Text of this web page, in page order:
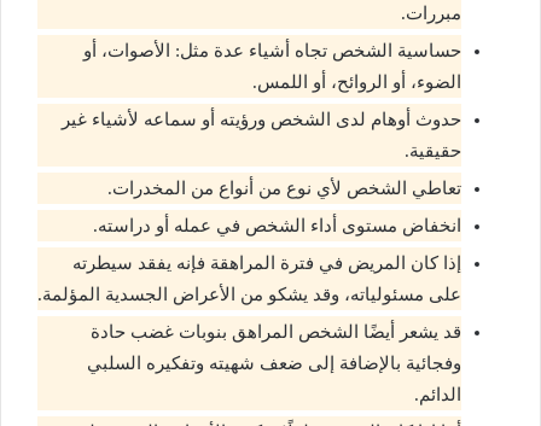
مبررات.
حساسية الشخص تجاه أشياء عدة مثل: الأصوات، أو
الضوء، أو الروائح، أو اللمس.
حدوث أوهام لدى الشخص ورؤيته أو سماعه لأشياء غير
حقيقية.
تعاطي الشخص لأي نوع من أنواع من المخدرات.
انخفاض مستوى أداء الشخص في عمله أو دراسته.
إذا كان المريض في فترة المراهقة فإنه يفقد سيطرته
على مسئولياته، وقد يشكو من الأعراض الجسدية المؤلمة.
قد يشعر أيضًا الشخص المراهق بنوبات غضب حادة
وفجائية بالإضافة إلى ضعف شهيته وتفكيره السلبي
الدائم.